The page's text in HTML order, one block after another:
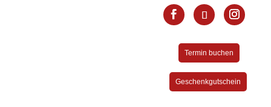
Termin buchen
Geschenkgutschein